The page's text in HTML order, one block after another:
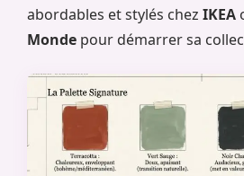
abordables et stylés chez IKEA
Monde pour démarrer sa